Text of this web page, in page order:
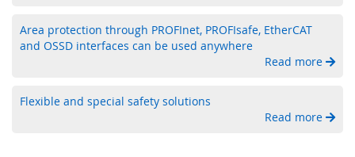
p
t
o
e
Area protection through PROFInet, PROFIsafe, EtherCAT
and OSSD interfaces can be used anywhere
Read more
Flexible and special safety solutions
Read more